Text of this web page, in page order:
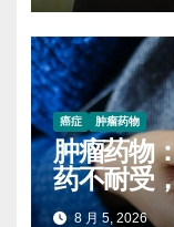
癌症 肿瘤药物
肿瘤药物
药不耐受
服药量的
8 月 5, 2026